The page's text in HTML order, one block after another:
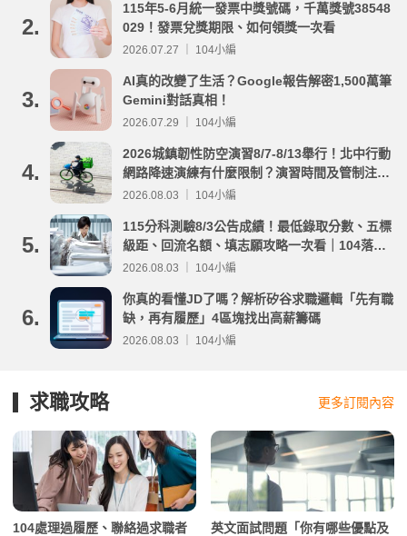
2.
115年5-6月統一發票中獎號碼，千萬獎號38548
029！發票兌獎期限、如何領獎一次看
2026.07.27 ｜ 104小編
3.
AI真的改變了生活？Google報告解密1,500萬筆
Gemini對話真相！
2026.07.29 ｜ 104小編
4.
2026城鎮韌性防空演習8/7-8/13舉行！北中行動
網路降速演練有什麼限制？演習時間及管制注意
事項整理
2026.08.03 ｜ 104小編
5.
115分科測驗8/3公告成績！最低錄取分數、五標
級距、回流名額、填志願攻略一次看｜104落點
分析
2026.08.03 ｜ 104小編
6.
你真的看懂JD了嗎？解析矽谷求職邏輯「先有職
缺，再有履歷」4區塊找出高薪籌碼
2026.08.03 ｜ 104小編
求職攻略 更多訂閱內容
104處理過履歷、聯絡過求職者
英文面試問題「你有哪些優點及